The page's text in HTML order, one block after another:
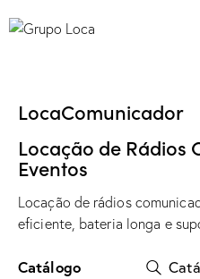
LocaComunicador
Locação de Rádios
Eventos
Locação de rádios
eficiente, bateria longa e
Catálogo